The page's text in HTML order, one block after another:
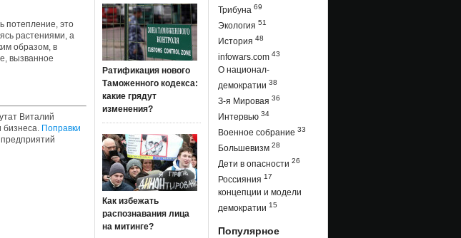
потепление, это
растениями, а
образом, в
вызванное
Виталий
бизнеса. Поправки
Ратификация нового
Таможенного кодекса:
какие грядут
изменения?
Как избежать
распознавания лица
на митинге?
Трибуна 69
Экология 51
История 48
infowars.com 43
О национал-
демократии 38
З-я Мировая 36
Интервью 34
Военное собрание 33
Большевизм 28
Дети в опасности 26
Россияния 17
концепции и модели
демократии 15
Популярное